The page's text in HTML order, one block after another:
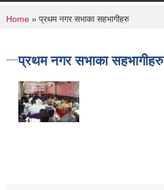
You are here
Home » प्रथम नगर सभाका सहभागीहरु
प्रथम नगर सभाका सहभागीहरु